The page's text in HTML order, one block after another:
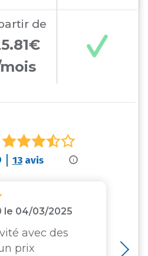
de
i
13avis
le 04/03/2025
avec des
prix